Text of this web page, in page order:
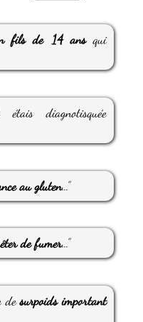
fils de 14 ansqui
diagnotisquée
au gluten...”
de fumer...”
desurpoids important